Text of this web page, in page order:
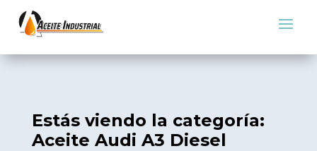
Estás viendo la categoría:
Aceite Audi A3 Diesel